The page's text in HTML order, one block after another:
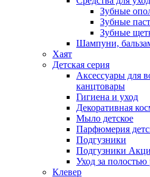
Зубные
Зубные
Зубные
Шампуни,
Хаят
Детская серия
Аксессуары для
канцтовары
Гигиена и уход
Декоративная
Мыло детское
Парфюмерия
Подгузники
Подгузники
Уход за полостью
Клевер